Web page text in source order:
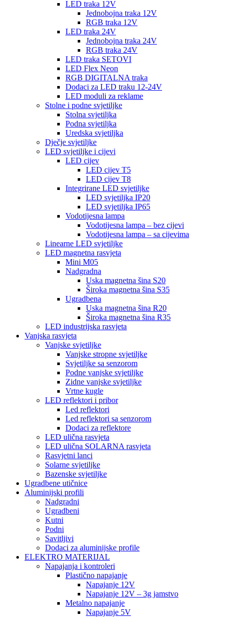
LED traka 12V
Jednobojna traka 12V
RGB traka 12V
LED traka 24V
Jednobojna traka 24V
RGB traka 24V
LED traka SETOVI
LED Flex Neon
RGB DIGITALNA traka
Dodaci za LED traku 12-24V
LED moduli za reklame
Stolne i podne svjetiljke
Stolna svjetiljka
Podna svjetiljka
Uredska svjetiljka
Dječje svjetiljke
LED svjetiljke i cijevi
LED cijev
LED cijev T5
LED cijev T8
Integrirane LED svjetiljke
LED svjetiljka IP20
LED svjetiljka IP65
Vodotijesna lampa
Vodotijesna lampa – bez cijevi
Vodotijesna lampa – sa cijevima
Linearne LED svjetiljke
LED magnetna rasvjeta
Mini M05
Nadgradna
Uska magnetna šina S20
Široka magnetna šina S35
Ugradbena
Uska magnetna šina R20
Široka magnetna šina R35
LED industrijska rasvjeta
Vanjska rasvjeta
Vanjske svjetiljke
Vanjske stropne svjetiljke
Svjetiljke sa senzorom
Podne vanjske svjetiljke
Zidne vanjske svjetiljke
Vrtne kugle
LED reflektori i pribor
Led reflektori
Led reflektori sa senzorom
Dodaci za reflektore
LED ulična rasvjeta
LED ulična SOLARNA rasvjeta
Rasvjetni lanci
Solarne svjetiljke
Bazenske svjetiljke
Ugradbene utičnice
Aluminijski profili
Nadgradni
Ugradbeni
Kutni
Podni
Savitljivi
Dodaci za aluminijske profile
ELEKTRO MATERIJAL
Napajanja i kontroleri
Plastično napajanje
Napajanje 12V
Napajanje 12V – 3g jamstvo
Metalno napajanje
Napajanje 5V